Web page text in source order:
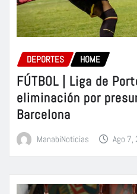
DEPORTES HOME
FÚTBOL | Liga de
eliminación por
Barcelona
ManabiNoticias Ago 7,